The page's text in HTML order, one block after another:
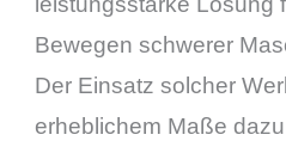
Bewegen schwerer
Der Einsatz solcher
erheblichem Maße